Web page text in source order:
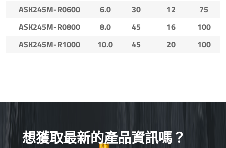
ASK245M-R0600
6.0 30 12
75
ASK245M-R0800
8.0 45 16
100
ASK245M-R1000
10.0 45 20 100
想獲取最新的產品資訊嗎？